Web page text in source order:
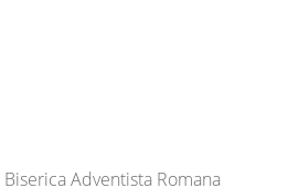
Adventista Romana